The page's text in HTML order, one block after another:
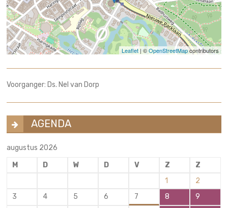
Leaflet| ©OpenStreetMapcontributors
Voorganger: Ds. Nel van Dorp
AGENDA
augustus 2026
M
D W D V Z
Z
1
2
3
4 5 6 7 8
9